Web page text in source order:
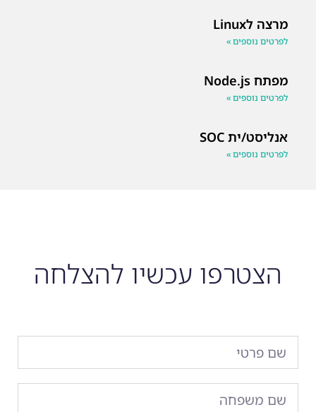
מרצה לLinux
לפרטים נוספים »
מפתח Node.js
לפרטים נוספים »
אנליסט/ית SOC
לפרטים נוספים »
הצטרפו עכשיו להצלחה